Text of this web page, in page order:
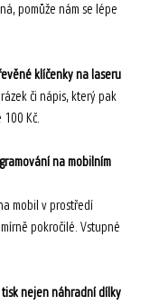
pomůže nám se lépe
klíčenky na laseru
či nápis, který pak
Kč.
na mobilním
mobil v prostředí
pokročilé. Vstupné
nejen náhradní dílky